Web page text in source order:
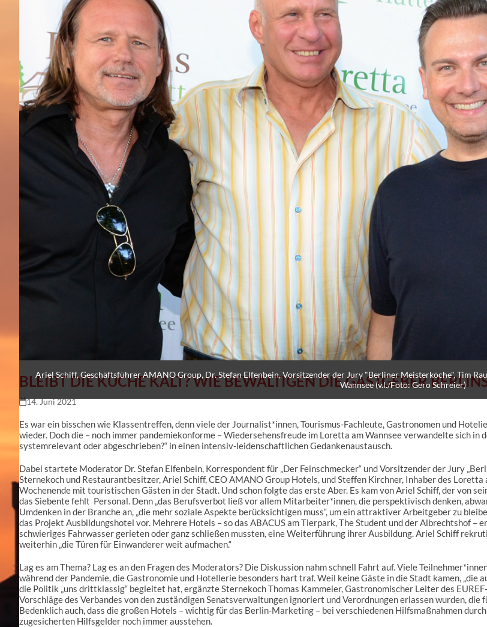
Ariel Schiff, Geschäftsführer AMANO Group, Dr. Stefan Elfenbein, Vorsitzender der Jury "Berliner Meisterköche", Tim
Wannsee (v.l./Foto: Gero Schreier)
BLEIBT DIE KÜCHE KALT? WIE BEWÄLTIGEN DIE GASTGEBER
14. Juni 2021
Es war ein bisschen wie Klassentreffen, denn viele der Journalist*innen, Tourismus-Fachleute, Gastronomen und
wieder. Doch die – noch immer pandemiekonforme – Wiedersehensfreude im Loretta am Wannsee verwandelte sich
systemrelevant oder abgeschrieben?“ in einen intensiv-leidenschaftlichen Gedankenaustausch.
Dabei startete Moderator Dr. Stefan Elfenbein, Korrespondent für „Der Feinschmecker“ und Vorsitzender der Jury
Sternekoch und Restaurantbesitzer, Ariel Schiff, CEO AMANO Group Hotels, und Steffen Kirchner, Inhaber des
Wochenende mit touristischen Gästen in der Stadt. Und schon folgte das erste Aber. Es kam von Ariel Schiff, der von
das Siebente fehlt Personal. Denn „das Berufsverbot ließ vor allem Mitarbeiter*innen, die perspektivisch denken,
Umdenken in der Branche an, „die mehr soziale Aspekte berücksichtigen muss“, um ein attraktiver Arbeitgeber zu
das Projekt Ausbildungshotel vor. Mehrere Hotels – so das ABACUS am Tierpark, The Student und der Albrechtshof
schwieriges Fahrwasser gerieten oder ganz schließen mussten, eine Weiterführung ihrer Ausbildung. Ariel Schiff
weiterhin „die Türen für Einwanderer weit aufmachen.“
Lag es am Thema? Lag es an den Fragen des Moderators? Die Diskussion nahm schnell Fahrt auf. Viele
während der Pandemie, die Gastronomie und Hotellerie besonders hart traf. Weil keine Gäste in die Stadt kamen, „die
die Politik „uns drittklassig“ begleitet hat, ergänzte Sternekoch Thomas Kammeier, Gastronomischer Leiter des
Vorschläge des Verbandes von den zuständigen Senatsverwaltungen ignoriert und Verordnungen erlassen wurden,
Bedenklich auch, dass die großen Hotels – wichtig für das Berlin-Marketing – bei verschiedenen Hilfsmaßnahmen
zugesicherten Hilfsgelder noch immer ausstehen.